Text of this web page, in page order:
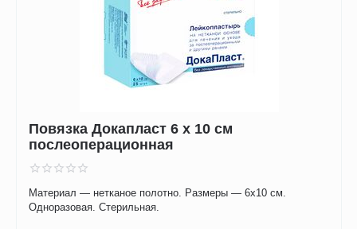
Повязка Докапласт 6 х 10 см
послеоперационная
Материал — нетканое полотно. Размеры — 6х10 см.
Одноразовая. Стерильная.